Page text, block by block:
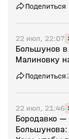
Поделиться
22 июл, 22:07
Большунов в
Малиновку
Поделиться
22 июл, 21:46
Бородавко —
Большунова: